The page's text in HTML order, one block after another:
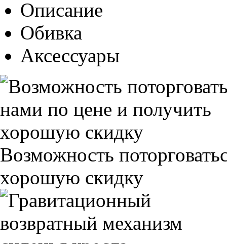
Описание
Обивка
Аксессуары
Возможность
хорошую скидку